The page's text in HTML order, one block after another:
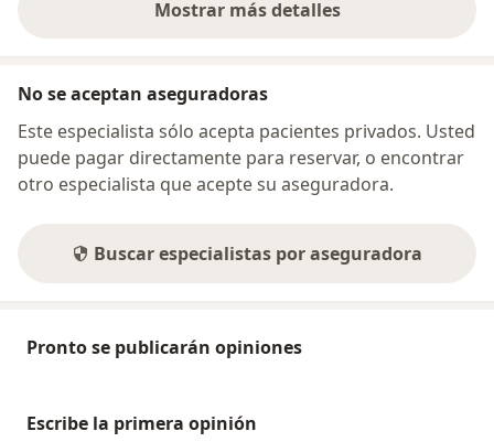
Mostrar más detalles
sobre la dirección
No se aceptan aseguradoras
Este especialista sólo acepta pacientes privados. Usted
puede pagar directamente para reservar, o encontrar
otro especialista que acepte su aseguradora.
Buscar especialistas por aseguradora
Pronto se publicarán opiniones
Escribe la primera opinión